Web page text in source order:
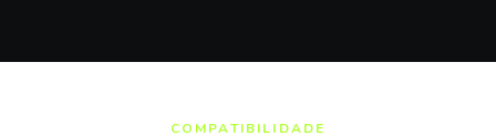
COMPATIBILIDADE